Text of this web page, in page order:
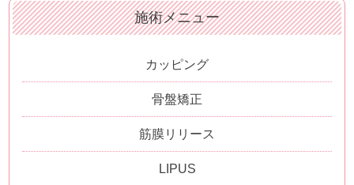
施術メニュー
カッピング
骨盤矯正
筋膜リリース
LIPUS